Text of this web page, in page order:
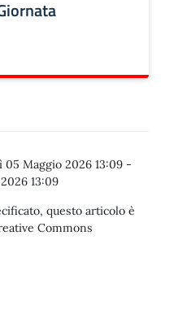
dell'Europa
05 Maggio 2026 13:09 -
13:09
questo articolo è
Commons